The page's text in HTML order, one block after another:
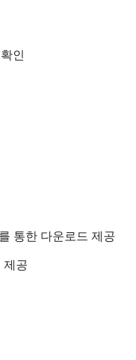
인
통한 다운로드 제공
제공